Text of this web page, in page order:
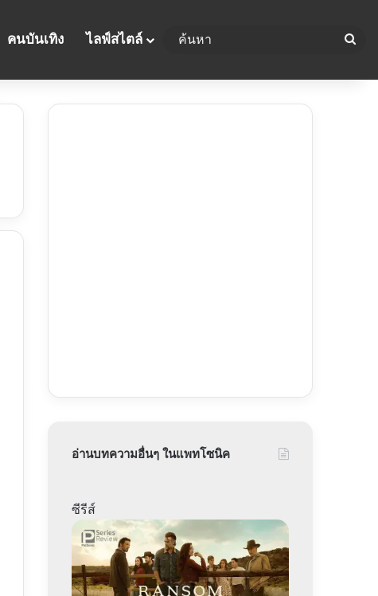
คนบันเทิง ไลฟ์สไตล์
อ่านบทความอื่นๆ ในแพทโซนิค
ซีรีส์